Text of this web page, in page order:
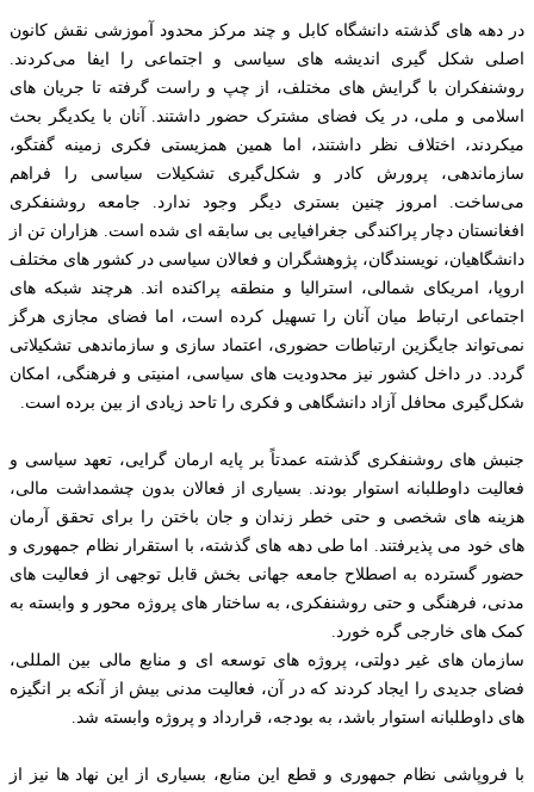
در دهه های گذشته دانشگاه کابل و چند مرکز محدود آموزشی نقش کانون
اصلی شکل گیری اندیشه های سیاسی و اجتماعی را ایفا می‌کردند.
روشنفکران با گرایش های مختلف، از چپ و راست گرفته تا جریان های
اسلامی و ملی، در یک فضای مشترک حضور داشتند. آنان با یکدیگر بحث
میکردند، اختلاف نظر داشتند، اما همین همزیستی فکری زمینه گفتگو،
سازماندهی، پرورش کادر و شکل‌گیری تشکیلات سیاسی را فراهم
می‌ساخت. امروز چنین بستری دیگر وجود ندارد. جامعه روشنفکری
افغانستان دچار پراکندگی جغرافیایی بی سابقه ای شده است. هزاران تن از
دانشگاهیان، نویسندگان، پژوهشگران و فعالان سیاسی در کشور های مختلف
اروپا، امریکای شمالی، استرالیا و منطقه پراکنده اند. هرچند شبکه های
اجتماعی ارتباط میان آنان را تسهیل کرده است، اما فضای مجازی هرگز
نمی‌تواند جایگزین ارتباطات حضوری، اعتماد سازی و سازماندهی تشکیلاتی
گردد. در داخل کشور نیز محدودیت های سیاسی، امنیتی و فرهنگی، امکان
شکل‌گیری محافل آزاد دانشگاهی و فکری را تاحد زیادی از بین برده است.
جنبش های روشنفکری گذشته عمدتاً بر پایه ارمان گرایی، تعهد سیاسی و
فعالیت داوطلبانه استوار بودند. بسیاری از فعالان بدون چشمداشت مالی،
هزینه های شخصی و حتی خطر زندان و جان باختن را برای تحقق آرمان
‌های خود می پذیرفتند. اما طی دهه های گذشته، با استقرار نظام جمهوری و
حضور گسترده به اصطلاح جامعه جهانی بخش قابل توجهی از فعالیت های
مدنی، فرهنگی و حتی روشنفکری، به ساختار های پروژه محور و وابسته به
کمک های خارجی گره خورد.
سازمان های غیر دولتی، پروژه های توسعه ای و منابع مالی بین ‌المللی،
فضای جدیدی را ایجاد کردند که در آن، فعالیت مدنی بیش از آنکه بر انگیزه
های داوطلبانه استوار باشد، به بودجه، قرارداد و پروژه وابسته شد.
با فروپاشی نظام جمهوری و قطع این منابع، بسیاری از این نهاد ها نیز از